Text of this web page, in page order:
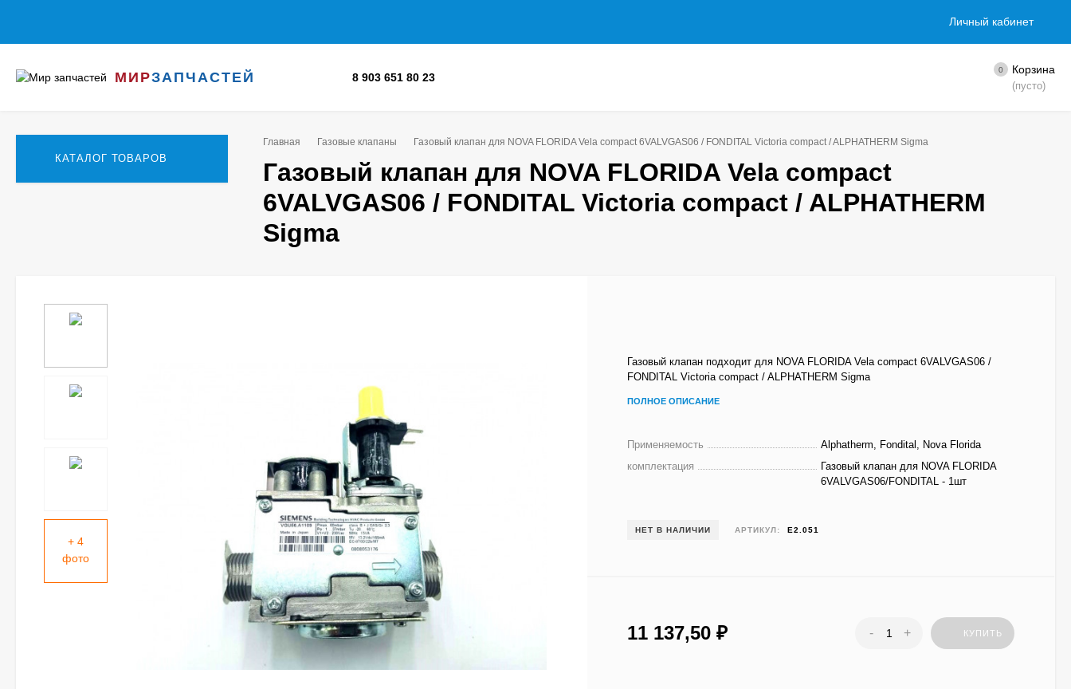
Личный кабинет
МИРЗАПЧАСТЕЙ 8 903 651 80 23
0 Корзина
(пусто)
КАТАЛОГ ТОВАРОВ
Главная Газовые клапаны Газовый клапан для NOVA FLORIDA Vela compact 6VALVGAS06 / FONDITAL Victoria compact / ALPHATHERM Sigma
Газовый клапан для NOVA FLORIDA Vela compact
6VALVGAS06 / FONDITAL Victoria compact / ALPHATHERM
Sigma
+ 4
фото
Газовый клапан подходит для NOVA FLORIDA Vela compact 6VALVGAS06 /
FONDITAL Victoria compact / ALPHATHERM Sigma
ПОЛНОЕ ОПИСАНИЕ
Применяемость
Alphatherm, Fondital, Nova Florida
комплектация
Газовый клапан для NOVA FLORIDA
6VALVGAS06/FONDITAL - 1шт
НЕТ В НАЛИЧИИ АРТИКУЛ: E2.051
11 137,50₽ - + КУПИТЬ